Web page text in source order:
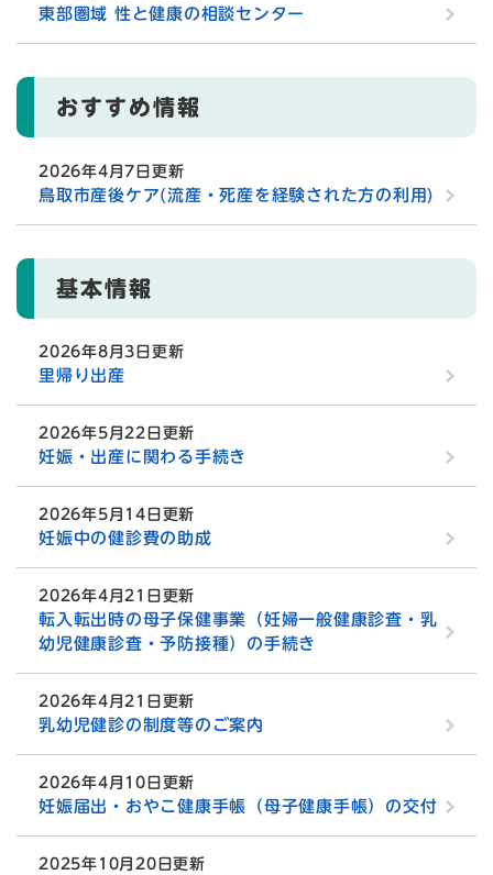
東部圏域 性と健康の相談センター
おすすめ情報
2026年4月7日更新
鳥取市産後ケア(流産・死産を経験された方の利用)
基本情報
2026年8月3日更新
里帰り出産
2026年5月22日更新
妊娠・出産に関わる手続き
2026年5月14日更新
妊娠中の健診費の助成
2026年4月21日更新
転入転出時の母子保健事業（妊婦一般健康診査・乳
幼児健康診査・予防接種）の手続き
2026年4月21日更新
乳幼児健診の制度等のご案内
2026年4月10日更新
妊娠届出・おやこ健康手帳（母子健康手帳）の交付
2025年10月20日更新